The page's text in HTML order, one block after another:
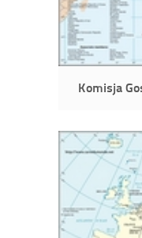
Komisja